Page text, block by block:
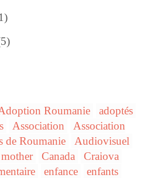
Roumanie
adoptés
Association
Association
de Roumanie
Audiovisuel
Canada
Craiova
enfance
enfants